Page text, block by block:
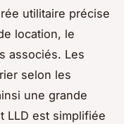
utilitaire précise
location, le
associés. Les
selon les
une grande
LLD est simplifiée